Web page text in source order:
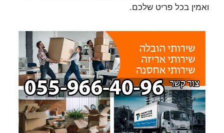
ואמין בכל פריט שלכם.